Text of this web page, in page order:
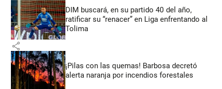
DIM buscará, en su partido 40 del año,
ratificar su “renacer” en Liga enfrentando al
Tolima
share
¡Pilas con las quemas! Barbosa decretó
alerta naranja por incendios forestales